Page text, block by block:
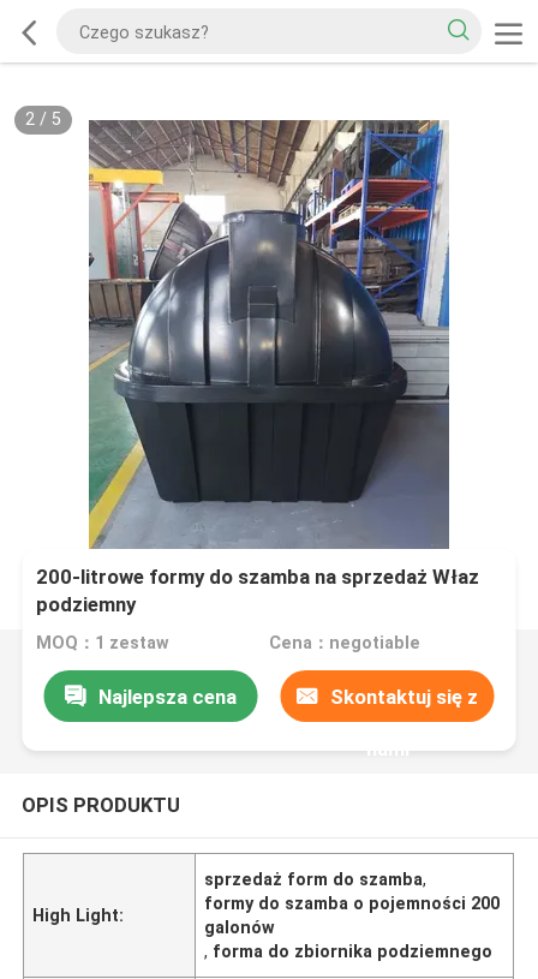
2/ 5
200-litrowe formy do szamba na sprzedaż Właz
podziemny
MOQ：1 zestaw Cena：negotiable
Najlepsza cena Skontaktuj się z
nami
OPIS PRODUKTU
High Light:
sprzedaż form do szamba,
formy do szamba o pojemności 200
galonów
, forma do zbiornika podziemnego